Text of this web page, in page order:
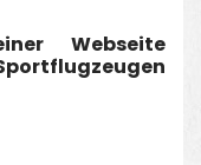
Webseite